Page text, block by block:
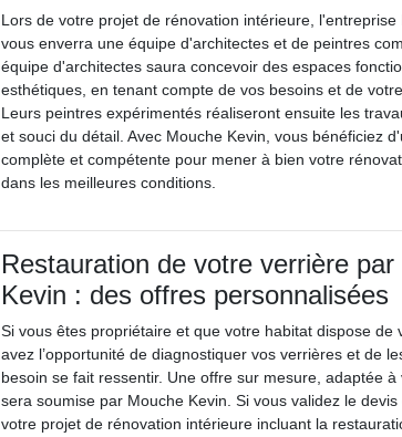
Lors de votre projet de rénovation intérieure, l'entreprise
vous enverra une équipe d'architectes et de peintres
équipe d'architectes saura concevoir des espaces
esthétiques, en tenant compte de vos besoins et de
Leurs peintres expérimentés réaliseront ensuite les
et souci du détail. Avec Mouche Kevin, vous bénéficiez
complète et compétente pour mener à bien votre
dans les meilleures conditions.
Restauration de votre verrière
Kevin : des offres personnalisées
Si vous êtes propriétaire et que votre habitat dispose de
avez l’opportunité de diagnostiquer vos verrières et de
besoin se fait ressentir. Une offre sur mesure, adaptée à
sera soumise par Mouche Kevin. Si vous validez le
votre projet de rénovation intérieure incluant la